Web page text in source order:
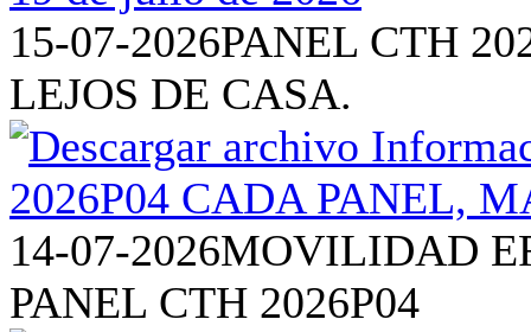
15-07-2026PANEL CTH
LEJOS DE CASA.
14-07-2026MOVILIDAD
PANEL CTH 2026P04